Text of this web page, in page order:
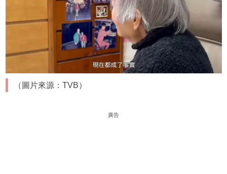
（圖片來源：TVB）
廣告